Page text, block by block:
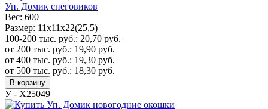
Уп. Домик снеговиков
Вес: 600
Размер: 11х11х22(25,5)
100-200 тыс. руб.: 20,70 руб.
от 200 тыс. руб.: 19,90 руб.
от 400 тыс. руб.: 19,30 руб.
от 500 тыс. руб.: 18,30 руб.
В корзину
У - Х25049